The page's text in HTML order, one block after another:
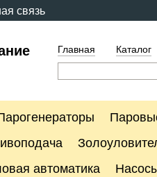
связь
Главная Каталог
автоматика